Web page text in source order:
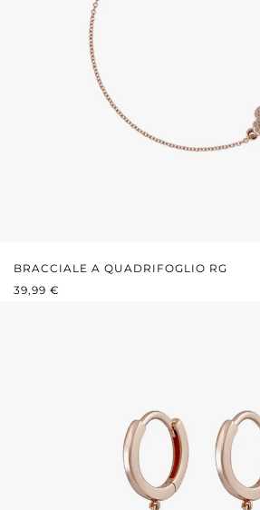
BRACCIALE A QUADRIFOGLIO RG
PREZZO NORMALE:
39,99 €